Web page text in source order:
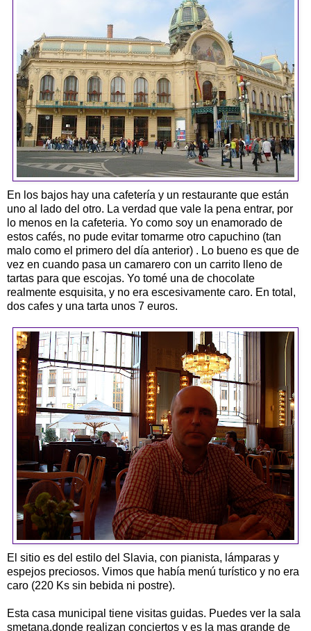
En los bajos hay una cafetería y un restaurante que están
uno al lado del otro. La verdad que vale la pena entrar, por
lo menos en la cafeteria. Yo como soy un enamorado de
estos cafés, no pude evitar tomarme otro capuchino (tan
malo como el primero del día anterior) . Lo bueno es que de
vez en cuando pasa un camarero con un carrito lleno de
tartas para que escojas. Yo tomé una de chocolate
realmente esquisita, y no era escesivamente caro. En total,
dos cafes y una tarta unos 7 euros.
El sitio es del estilo del Slavia, con pianista, lámparas y
espejos preciosos. Vimos que había menú turístico y no era
caro (220 Ks sin bebida ni postre).
Esta casa municipal tiene visitas guidas. Puedes ver la sala
smetana,donde realizan conciertos y es la mas grande de